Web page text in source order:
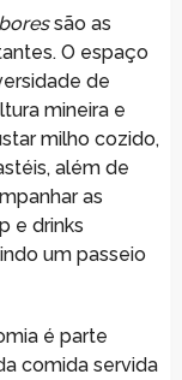
são as
O espaço
de
mineira e
milho cozido,
além de
as
e drinks
um passeio
é parte
comida servida